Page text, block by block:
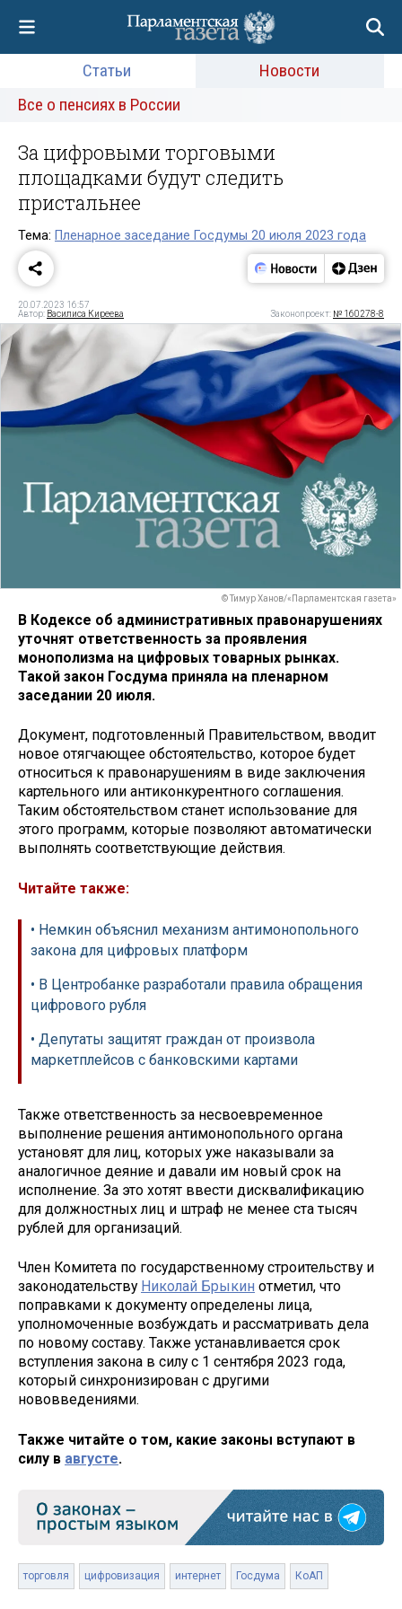
Статьи
Новости
Все о пенсиях в России
За цифровыми торговыми
площадками будут следить
пристальнее
Тема: Пленарное заседание Госдумы 20 июля 2023 года
20.07.2023 16:57
Автор: Василиса Киреева Законопроект: № 160278-8
© Тимур Ханов/«Парламентская газета»
В Кодексе об административных правонарушениях
уточнят ответственность за проявления
монополизма на цифровых товарных рынках.
Такой закон Госдума приняла на пленарном
заседании 20 июля.
Документ, подготовленный Правительством, вводит
новое отягчающее обстоятельство, которое будет
относиться к правонарушениям в виде заключения
картельного или антиконкурентного соглашения.
Таким обстоятельством станет использование для
этого программ, которые позволяют автоматически
выполнять соответствующие действия.
Читайте также:
• Немкин объяснил механизм антимонопольного
закона для цифровых платформ
• В Центробанке разработали правила обращения
цифрового рубля
• Депутаты защитят граждан от произвола
маркетплейсов с банковскими картами
Также ответственность за несвоевременное
выполнение решения антимонопольного органа
установят для лиц, которых уже наказывали за
аналогичное деяние и давали им новый срок на
исполнение. За это хотят ввести дисквалификацию
для должностных лиц и штраф не менее ста тысяч
рублей для организаций.
Член Комитета по государственному строительству и
законодательству Николай Брыкин отметил, что
поправками к документу определены лица,
уполномоченные возбуждать и рассматривать дела
по новому составу. Также устанавливается срок
вступления закона в силу с 1 сентября 2023 года,
который синхронизирован с другими
нововведениями.
Также читайте о том, какие законы вступают в
силу в августе.
торговля цифровизация интернет Госдума КоАП